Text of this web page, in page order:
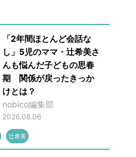
「2年間ほとんど会話な
し」5児のママ・辻希美さ
んも悩んだ子どもの思春
期 関係が戻ったきっか
けとは？
nobico編集部
2026.08.06
辻希美